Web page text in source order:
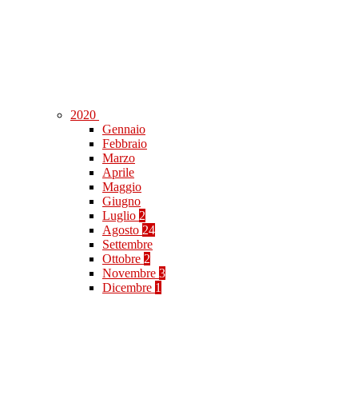
2020
Gennaio
Febbraio
Marzo
Aprile
Maggio
Giugno
Luglio 2
Agosto 24
Settembre
Ottobre 2
Novembre 3
Dicembre 1